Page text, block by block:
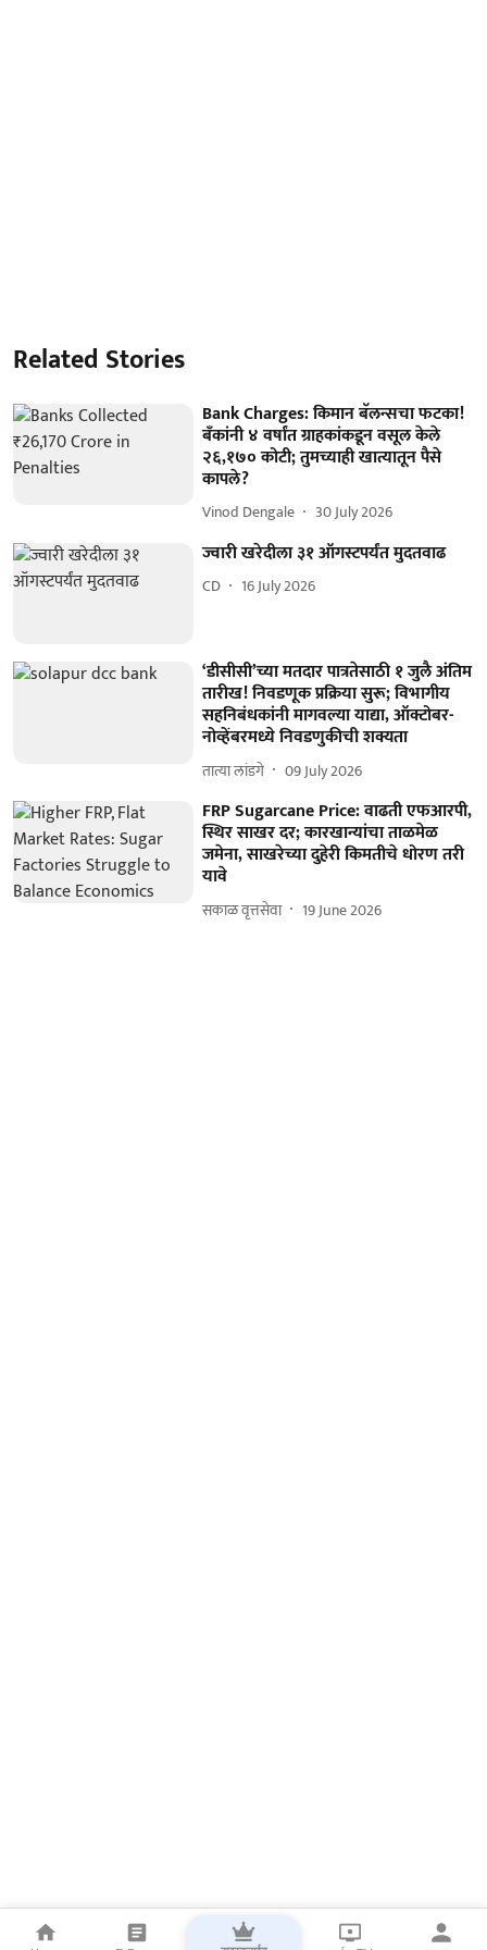
Related Stories
Bank Charges: किमान बॅलन्सचा फटका!
बँकांनी ४ वर्षांत ग्राहकांकडून वसूल केले
२६,१७० कोटी; तुमच्याही खात्यातून पैसे
कापले?
Vinod Dengale 30 July 2026
ज्वारी खरेदीला ३१ ऑगस्टपर्यंत मुदतवाढ
CD 16 July 2026
‘डीसीसी’च्या मतदार पात्रतेसाठी १ जुलै अंतिम
तारीख! निवडणूक प्रक्रिया सुरू; विभागीय
सहनिबंधकांनी मागवल्या याद्या, ऑक्टोबर-
नोव्हेंबरमध्ये निवडणुकीची शक्यता
तात्या लांडगे 09 July 2026
FRP Sugarcane Price: वाढती एफआरपी,
स्थिर साखर दर; कारखान्यांचा ताळमेळ
जमेना, साखरेच्या दुहेरी किमतीचे धोरण तरी
यावे
सकाळ वृत्तसेवा 19 June 2026